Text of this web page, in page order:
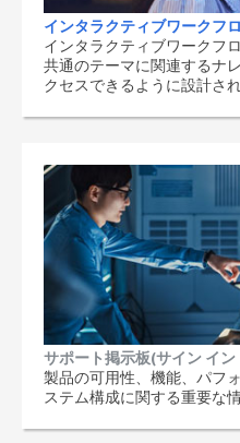
インタラクティブワークフ
インタラクティブワークフ
共通のテーマに関連するナ
クセスできるように設計さ
サポート掲示板(サイン イン
製品の可用性、機能、パフ
ステム構成に関する重要な情